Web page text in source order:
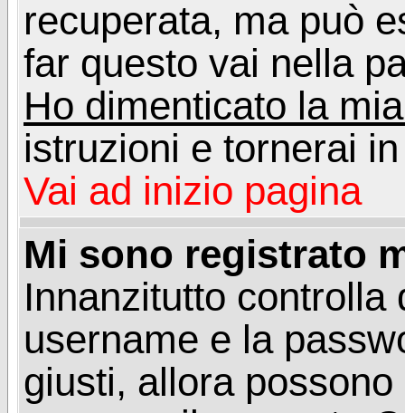
recuperata, ma può
far questo vai nella
Ho dimenticato la
istruzioni e tornerai
Vai ad inizio pagina
Mi sono registrato
Innanzitutto controlla
username e la
giusti, allora